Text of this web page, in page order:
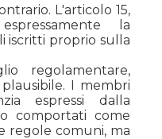
L'articolo 15,
la
iscritti proprio sulla
regolamentare,
I membri
espressi dalla
comportati come
regole comuni, ma